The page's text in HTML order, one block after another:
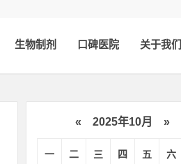
生物制剂 口碑医院 关于我们
« 2025年10月 »
一 二 三 四 五 六